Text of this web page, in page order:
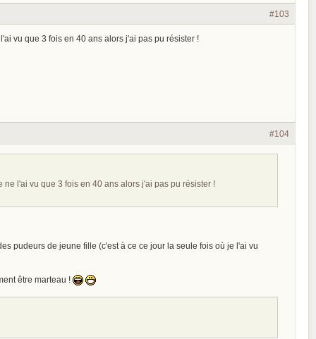
#103
vu que 3 fois en 40 ans alors j'ai pas pu résister !
#104
l'ai vu que 3 fois en 40 ans alors j'ai pas pu résister !
pudeurs de jeune fille (c'est à ce ce jour la seule fois où je l'ai vu
être marteau !